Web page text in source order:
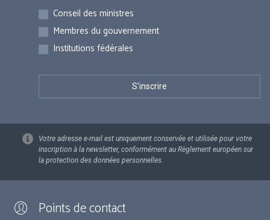
Inscriptions
Conseil des ministres
Membres du gouvernement
Institutions fédérales
Votre adresse e-mail est uniquement conservée et utilisée pour votre
inscription à la newsletter, conformément au Règlement européen sur
la protection des données personnelles.
Points de contact